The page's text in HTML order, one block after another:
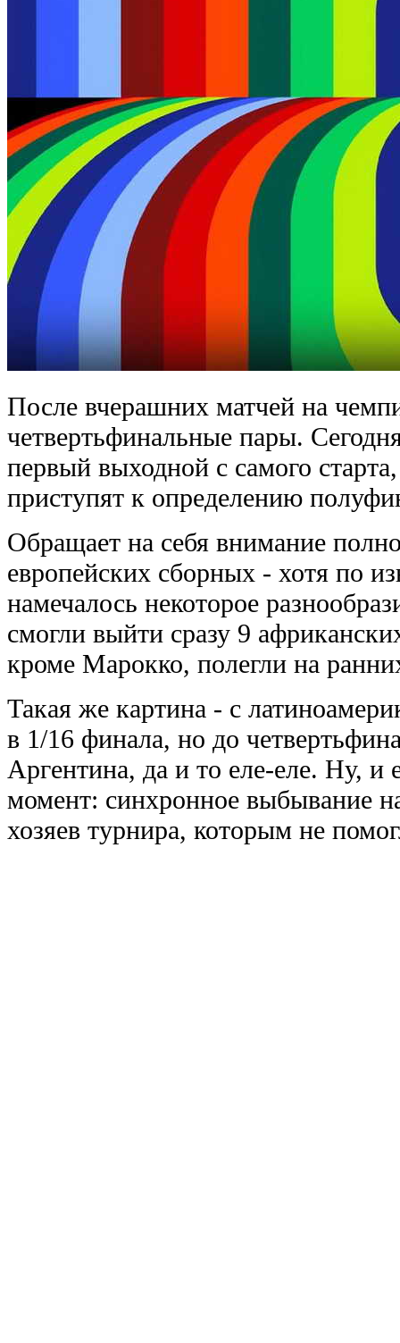
После вчерашних матчей на
четвертьфинальные пары.
первый выходной с самого
приступят к определению
Обращает на себя внимание
европейских сборных - хотя по
намечалось некоторое
смогли выйти сразу 9
кроме Марокко, полегли на
Такая же картина - с
в 1/16 финала, но до
Аргентина, да и то еле-еле. Ну,
момент: синхронное выбывание
хозяев турнира, которым не